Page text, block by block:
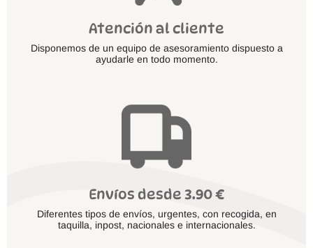
Atención al cliente
Disponemos de un equipo de asesoramiento dispuesto a
ayudarle en todo momento.
Envíos desde 3.90 €
Diferentes tipos de envíos, urgentes, con recogida, en
taquilla, inpost, nacionales e internacionales.